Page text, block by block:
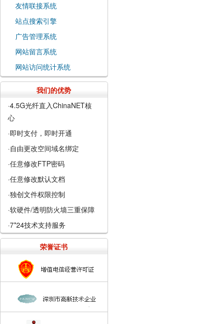
友情联接系统
站点搜索引擎
广告管理系统
网站留言系统
网站访问统计系统
我们的优势
·4.5G光纤直入ChinaNET核
心
·即时支付，即时开通
·自由更改空间域名绑定
·任意修改FTP密码
·任意修改默认文档
·独创文件权限控制
·软硬件/透明防火墙三重保障
·7*24技术支持服务
荣誉证书